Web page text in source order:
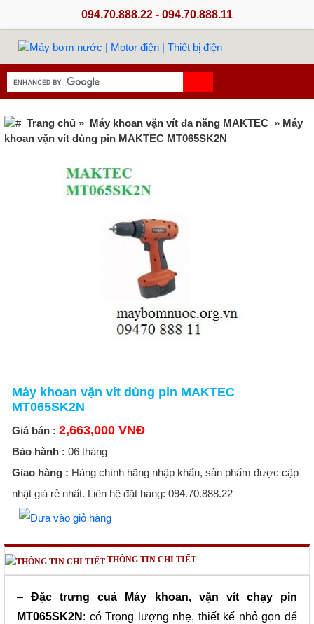
094.70.888.22 - 094.70.888.11
Trang chủ » Máy khoan vặn vít đa năng MAKTEC » Máy
khoan vặn vít dùng pin MAKTEC MT065SK2N
Máy khoan vặn vít dùng pin MAKTEC
MT065SK2N
Giá bán : 2,663,000 VNĐ
Bảo hành : 06 tháng
Giao hàng : Hàng chính hãng nhập khẩu, sản phẩm được cập
nhật giá rẻ nhất. Liên hệ đặt hàng: 094.70.888.22
THÔNG TIN CHI TIẾT
–Đặc trưng cuả Máy khoan, vặn vít chạy pin
MT065SK2N : có Trọng lượng nhẹ, thiết kế nhỏ gọn để